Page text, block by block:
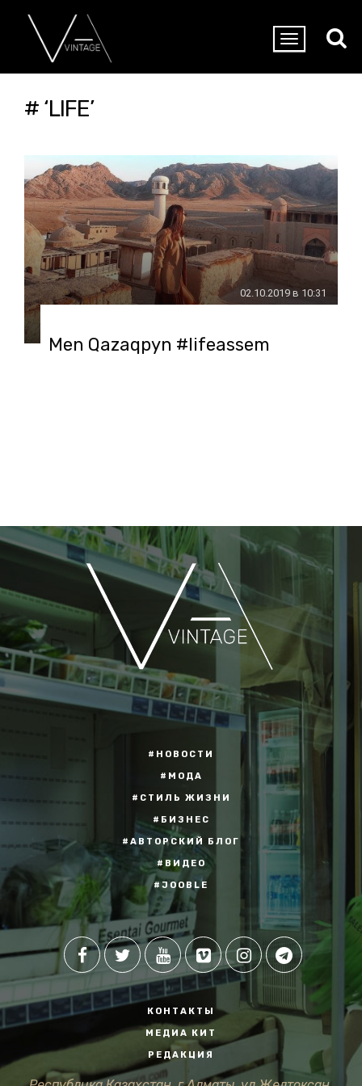
# ‘LIFE’
02.10.2019 в 10:31
Men Qazaqpyn #lifeassem
#НОВОСТИ
#МОДА
#СТИЛЬ ЖИЗНИ
#БИЗНЕС
#АВТОРСКИЙ БЛОГ
#ВИДЕО
#JOOBLE
КОНТАКТЫ
МЕДИА КИТ
РЕДАКЦИЯ